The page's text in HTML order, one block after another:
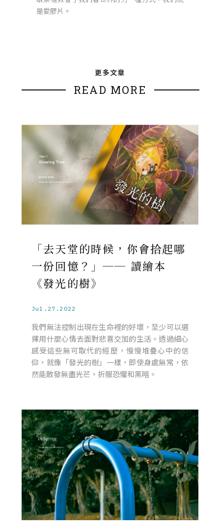
是愛膠片。
更多文章
READ MORE
「去天堂的時候，你會拾起哪
一份回憶？」── 讀繪本
《發光的樹》
Jul.27.2022
我們無法控制出現在生命裡的好壞，至少可以選
擇用什麼心情去面對悲喜交加的生活。透過細心
感受這些無可取代的經歷，慢慢堆疊心中的信
仰，就像「發光的樹」一樣，即使身處無常，依
然能散發無盡光芒，折服恐懼和黑暗。